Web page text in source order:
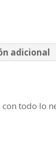
adicional
con todo lo